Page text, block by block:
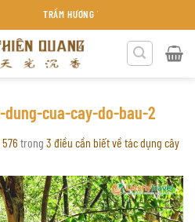
TRẦM HƯƠNG THIÊN QUANG KHÁNH HÒA
cua-cay-do-bau-2
576 trong 3 điều cần biết về tác dụng cây